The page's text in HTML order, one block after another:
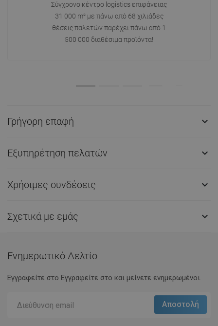
Σύγχρονο κέντρο logistics επιφάνειας
31 000 m² με πάνω από 68 χιλιάδες
θέσεις παλετών παρέχει πάνω από 1
500 000 διαθέσιμα προϊόντα!
Γρήγορη επαφή 
Εξυπηρέτηση πελατών 
Χρήσιμες συνδέσεις 
Σχετικά με εμάς 
Ενημερωτικό Δελτίο
Εγγραφείτε στο Eγγραφείτε στο και μείνετε ενημερωμένοι.